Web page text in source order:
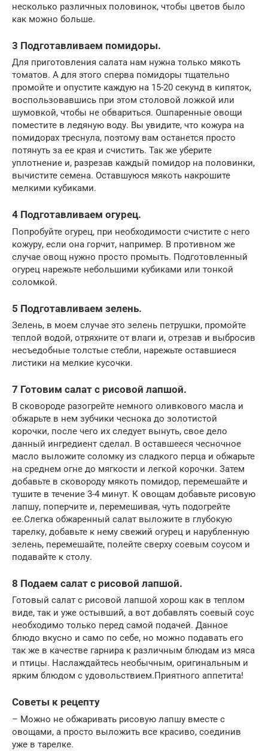
несколько различных половинок, чтобы цветов было
как можно больше.
3 Подготавливаем помидоры.
Для приготовления салата нам нужна только мякоть
томатов. А для этого сперва помидоры тщательно
промойте и опустите каждую на 15-20 секунд в кипяток,
воспользовавшись при этом столовой ложкой или
шумовкой, чтобы не обвариться. Ошпаренные овощи
поместите в ледяную воду. Вы увидите, что кожура на
помидорах треснула, поэтому вам останется просто
потянуть за ее края и счистить. Так же уберите
уплотнение и, разрезав каждый помидор на половинки,
вычистите семена. Оставшуюся мякоть накрошите
мелкими кубиками.
4 Подготавливаем огурец.
Попробуйте огурец, при необходимости счистите с него
кожуру, если она горчит, например. В противном же
случае овощ нужно просто промыть. Подготовленный
огурец нарежьте небольшими кубиками или тонкой
соломкой.
5 Подготавливаем зелень.
Зелень, в моем случае это зелень петрушки, промойте
теплой водой, отряхните от влаги и, отрезав и выбросив
несъедобные толстые стебли, нарежьте оставшиеся
листики на мелкие кусочки.
7 Готовим салат с рисовой лапшой.
В сковороде разогрейте немного оливкового масла и
обжарьте в нем зубчики чеснока до золотистой
корочки, после чего их следует вынуть, свое дело
данный ингредиент сделал. В оставшееся чесночное
масло выложите соломку из сладкого перца и обжарьте
на среднем огне до мягкости и легкой корочки. Затем
добавьте в сковороду мякоть помидор, перемешайте и
тушите в течение 3-4 минут. К овощам добавьте рисовую
лапшу, поперчите и, перемешивая, чуть подогрейте
ее.Слегка обжаренный салат выложите в глубокую
тарелку, добавьте к нему свежий огурец и нарубленную
зелень, перемешайте, полейте сверху соевым соусом и
подавайте к столу.
8 Подаем салат с рисовой лапшой.
Готовый салат с рисовой лапшой хорош как в теплом
виде, так и уже остывший, а вот добавлять соевый соус
необходимо только перед самой подачей. Данное
блюдо вкусно и само по себе, но можно подавать его
так же в качестве гарнира к различным блюдам из мяса
и птицы. Наслаждайтесь необычным, оригинальным и
ярким блюдом с удовольствием.Приятного аппетита!
Советы к рецепту
– Можно не обжаривать рисовую лапшу вместе с
овощами, а просто выложить все красиво, соединив
уже в тарелке.